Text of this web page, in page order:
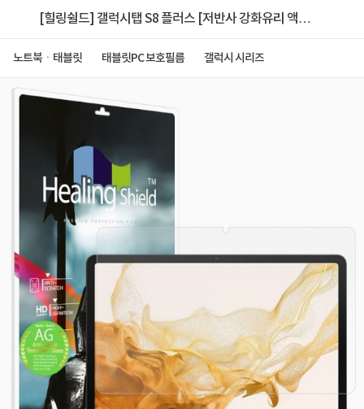
[힐링쉴드] 갤럭시탭 S8 플러스 [저반사 강화유리 액정
노트북ㆍ태블릿 태블릿PC 보호필름 갤럭시 시리즈